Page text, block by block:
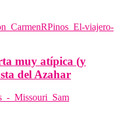
muy atípica (y
del Azahar